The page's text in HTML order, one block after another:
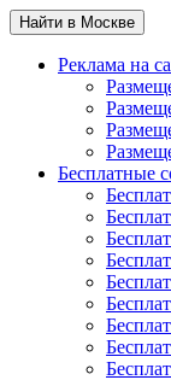
Найти в Москве
Реклама на
Бесплатные